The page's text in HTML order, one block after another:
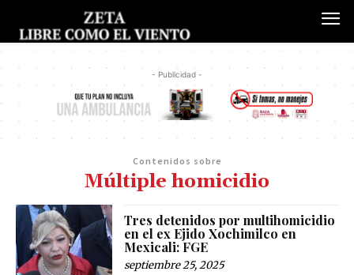
- Publicidad -
Contenidos sobre
Múltiple homicidio
Tres detenidos por multihomicidio
en el ex Ejido Xochimilco en
Mexicali: FGE
septiembre 25, 2025